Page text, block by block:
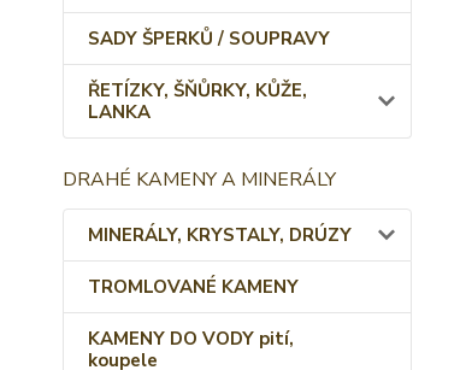
SADY ŠPERKŮ / SOUPRAVY
ŘETÍZKY, ŠŇŮRKY, KŮŽE,
LANKA
DRAHÉ KAMENY A MINERÁLY
MINERÁLY, KRYSTALY, DRÚZY
TROMLOVANÉ KAMENY
KAMENY DO VODY pití,
koupele